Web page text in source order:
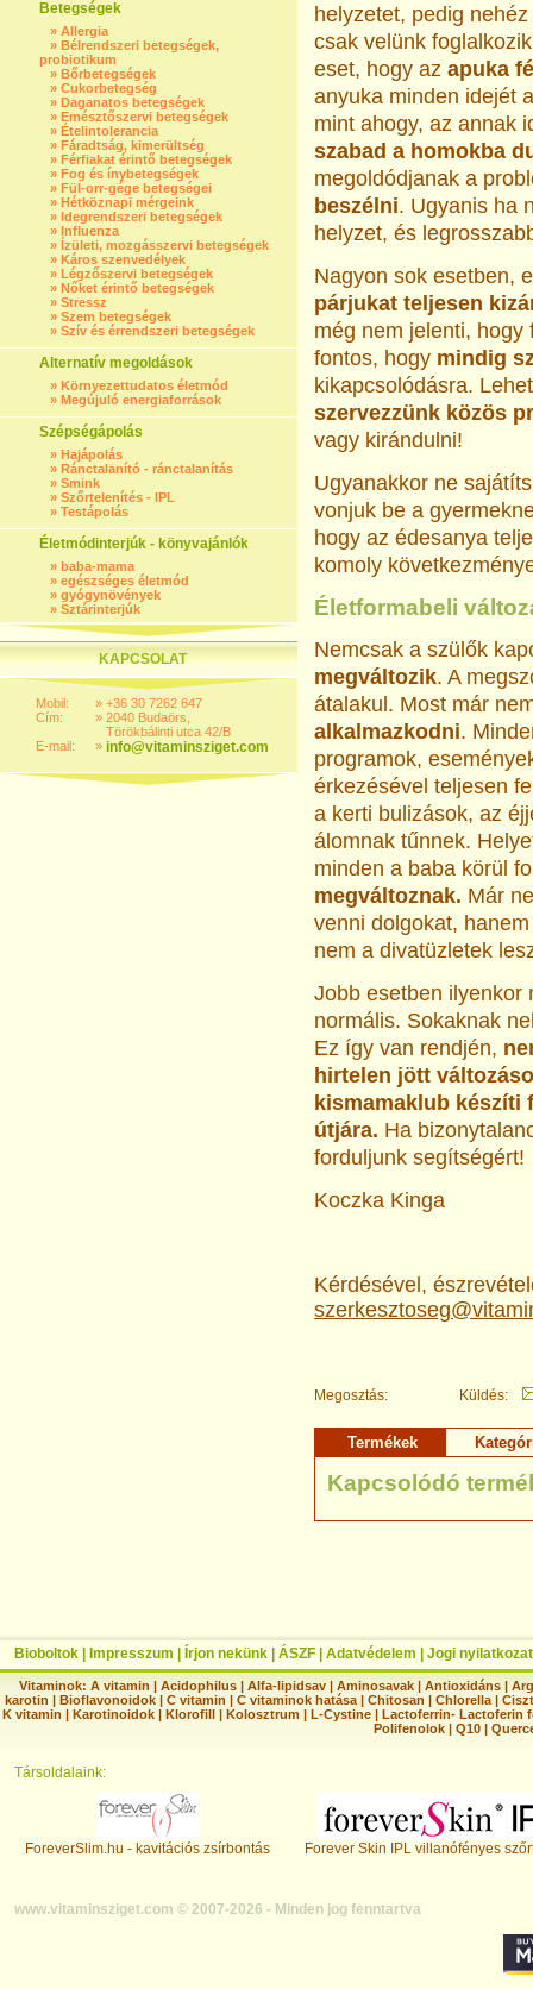
Betegségek
» Allergia
» Bélrendszeri betegségek,
probiotikum
» Bőrbetegségek
» Cukorbetegség
» Daganatos betegségek
» Emésztőszervi betegségek
» Ételintolerancia
» Fáradtság, kimerültség
» Férfiakat érintő betegségek
» Fog és ínybetegségek
» Fül-orr-gége betegségei
» Hétköznapi mérgeink
» Idegrendszeri betegségek
» Influenza
» Ízületi, mozgásszervi betegségek
» Káros szenvedélyek
» Légzőszervi betegségek
» Nőket érintő betegségek
» Stressz
» Szem betegségek
» Szív és érrendszeri betegségek
Alternatív megoldások
» Környezettudatos életmód
» Megújuló energiaforrások
Szépségápolás
» Hajápolás
» Ránctalanító - ránctalanítás
» Smink
» Szőrtelenítés - IPL
» Testápolás
Életmódinterjúk - könyvajánlók
» baba-mama
» egészséges életmód
» gyógynövények
» Sztárinterjúk
KAPCSOLAT
Mobil:
Cím:
E-mail:
»
»
»
+36 30 7262 647
2040 Budaörs,
Törökbálinti utca 42/B
info@vitaminsziget.com
helyzetet, pedig
csak velünk
eset, hogy az apuka
anyuka minden idejét
mint ahogy, az annak
szabad a homokba
megoldódjanak a
beszélni. Ugyanis ha
helyzet, és
Nagyon sok esetben,
párjukat teljesen
még nem jelenti,
fontos, hogy mindig
kikapcsolódásra.
szervezzünk közös
vagy kirándulni!
Ugyanakkor ne
vonjuk be a
hogy az édesanya
komoly
Életformabeli
Nemcsak a szülők
megváltozik. A
átalakul. Most már
alkalmazkodni.
programok,
érkezésével teljesen
a kerti bulizások, az
álomnak tűnnek.
minden a baba körül
megváltoznak. Már
venni dolgokat,
nem a divatüzletek
Jobb esetben ilyenkor
normális. Sokaknak
Ez így van rendjén,
hirtelen jött
kismamaklub készíti
útjára. Ha
forduljunk segítségért!
Koczka Kinga
Kérdésével,
Megosztás: Küldés:
Termékek
Kapcsolódó
Bioboltok Impresszum Írjon nekünk ÁSZF Adatvédelem Jogi nyilatkozat
Vitaminok: A vitamin |Acidophilus |Alfa-lipidsav |Aminosavak |Antioxidáns |
karotin | Bioflavonoidok | C vitamin | C vitaminok hatása | Chitosan | Chlorella |
K vitamin | Karotinoidok | Klorofill | Kolosztrum | L-Cystine | Lactoferrin- Lactoferin
Polifenolok |Q10 |
Társoldalaink:
ForeverSlim.hu - kavitációs zsírbontás Forever Skin IPL villanófényes
www.vitaminsziget.com © 2007-2026 - Minden jog fenntartva